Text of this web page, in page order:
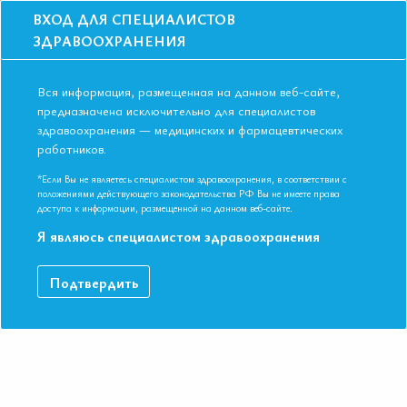
Главная Образование
Видео
Синдромные и семейные аневризмы и расслоения грудной аорты:
«анти-TGFβ» терапевтической стратегии
Синдромные и семейные аневризмы и
расслоения грудной аорты:
генетическая диссекция, модели,
профилактика и потенциалы новой
«анти-TGFβ» терапевтической
стратегии
ВХОД ДЛЯ СПЕЦИАЛИСТОВ
ЗДРАВООХРАНЕНИЯ
Вся информация, размещенная на данном веб-сайте,
предназначена исключительно для специалистов
здравоохранения — медицинских и фармацевтических
работников.
*Если Вы не являетесь специалистом здравоохранения, в соответствии с
положениями действующего законодательства РФ Вы не имеете права
доступа к информации, размещенной на данном веб-сайте.
Я являюсь специалистом здравоохранения
Подтвердить